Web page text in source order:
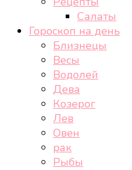
Салаты
Гороскоп на день
Близнецы
Весы
Водолей
Дева
Козерог
Лев
Овен
рак
Рыбы